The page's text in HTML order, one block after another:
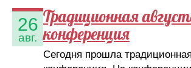
26
авг.
Традиционная
конференция
Сегодня прошла традиционная